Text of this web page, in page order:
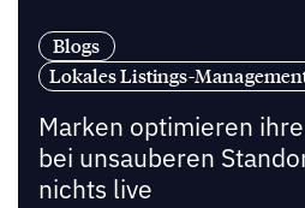
Blogs
Lokales Listings-
Marken optimieren
bei unsauberen
nichts live